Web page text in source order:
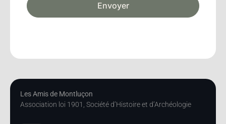
Envoyer
Les Amis de Montluçon
Association loi 1901, Société d’Histoire et d’Archéologie